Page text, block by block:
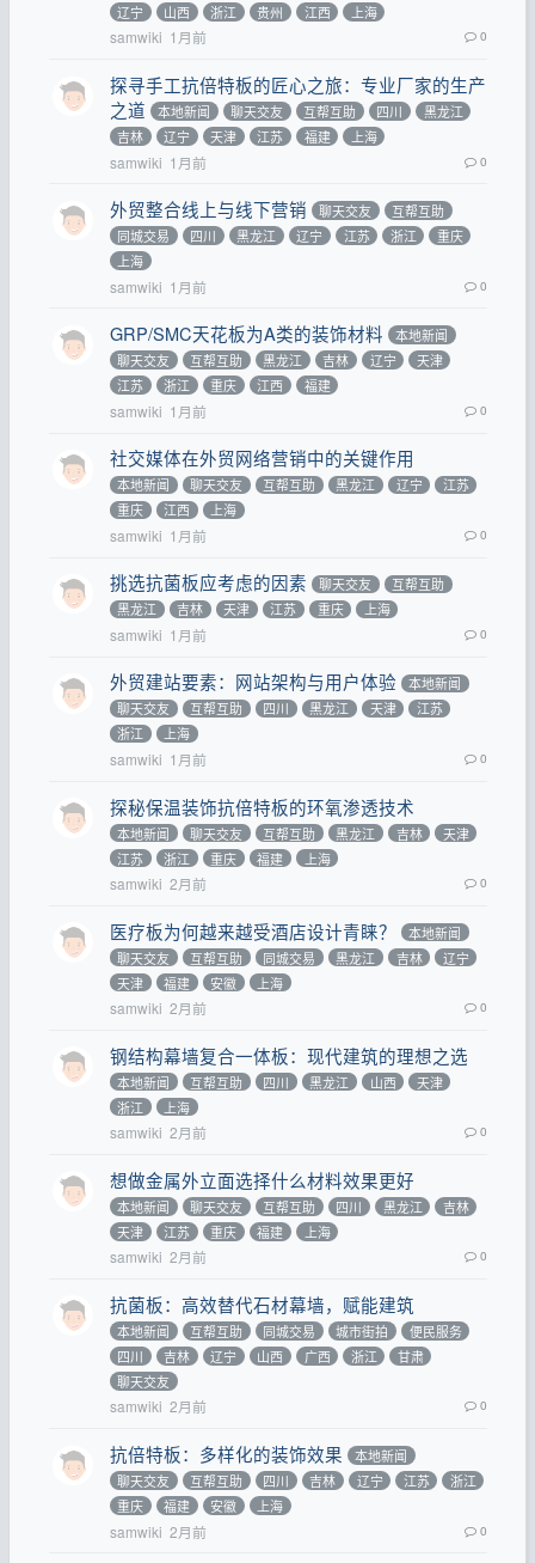
辽宁
山西 浙江 贵州 江西 上海
samwiki 1月前 0
探寻手工抗倍特板的匠心之旅：专业厂家的生产
之道
本地新闻 聊天交友 互帮互助 四川
黑龙江
吉林
辽宁 天津 江苏 福建 上海
samwiki 1月前 0
外贸整合线上与线下营销 聊天交友
互帮互助
同城交易
四川 黑龙江 辽宁 江苏 浙江
重庆
上海
samwiki 1月前 0
GRP/SMC天花板为A类的装饰材料
本地新闻
聊天交友
互帮互助 黑龙江 吉林 辽宁
天津
江苏
浙江 重庆 江西 福建
samwiki 1月前 0
社交媒体在外贸网络营销中的关键作用
本地新闻 聊天交友 互帮互助 黑龙江 辽宁
江苏
重庆
江西 上海
samwiki 1月前 0
挑选抗菌板应考虑的因素 聊天交友
互帮互助
黑龙江
吉林 天津 江苏 重庆 上海
samwiki 1月前 0
外贸建站要素：网站架构与用户体验
本地新闻
聊天交友
互帮互助 四川 黑龙江 天津
江苏
浙江
上海
samwiki 1月前 0
探秘保温装饰抗倍特板的环氧渗透技术
本地新闻 聊天交友 互帮互助 黑龙江 吉林
天津
江苏
浙江 重庆 福建 上海
samwiki 2月前 0
医疗板为何越来越受酒店设计青睐？
本地新闻
聊天交友
互帮互助 同城交易 黑龙江 吉林
辽宁
天津
福建 安徽 上海
samwiki 2月前 0
钢结构幕墙复合一体板：现代建筑的理想之选
本地新闻 互帮互助 四川 黑龙江 山西
天津
浙江
上海
samwiki 2月前 0
想做金属外立面选择什么材料效果更好
本地新闻 聊天交友 互帮互助 四川 黑龙江
吉林
天津
江苏 重庆 福建 上海
samwiki 2月前 0
抗菌板：高效替代石材幕墙，赋能建筑
本地新闻 互帮互助 同城交易 城市街拍
便民服务
四川
吉林 辽宁 山西 广西 浙江
甘肃
聊天交友
samwiki 2月前 0
抗倍特板：多样化的装饰效果
本地新闻
聊天交友
互帮互助 四川 吉林 辽宁 江苏
浙江
重庆
福建 安徽 上海
samwiki 2月前 0